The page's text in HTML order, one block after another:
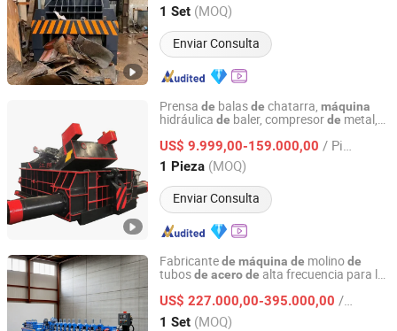
1 Set (MOQ)
Enviar Consulta
Jiangsu, China Desde 2020
Prensa de balasde chatarra, máquina
hidráulica de baler, compresorde metal,
metales, molinodeacero, compactador
delatas de aluminio,
cizallamiento
US$ 9.999,00-159.000,00 / Pieza
1 Pieza (MOQ)
Enviar Consulta
Jiangyin Dinghua Environmental Protection Technology
Co., Ltd.
Jiangsu, China Desde 2020
Fabricantede máquina de molinode
tubosde acerode alta frecuencia para la
galvanizado
US$ 227.000,00-395.000,00 / Set
1 Set (MOQ)
KINGTECH TUBE MILL CO.,LTD
Zhejiang, China Desde 2024